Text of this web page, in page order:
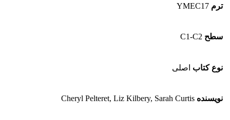
ترم YMEC17
سطح C1-C2
نوع کتاب اصلی
نویسنده Cheryl Pelteret, Liz Kilbery, Sarah Curtis